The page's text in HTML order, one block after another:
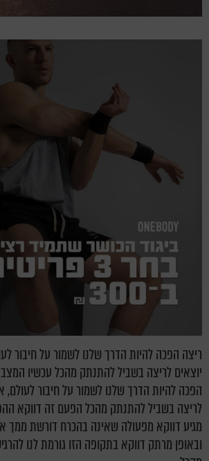
ריצה הפכה להיות הדרך שלנו לשמור על חיבור
יוצאים לריצה בשביל להתנתק מהכל עכשיו
הפכה להיות הדרך שלנו לשמור על חיבור לעולם,
לריצה בשביל להתנתק מהכל הפעם זה דווקא
מגיע דווקא מפעולה שאינה בהכרח דורשת ממך
ובאופן מרתק דווקא בתקופה הזו גורמת לנו